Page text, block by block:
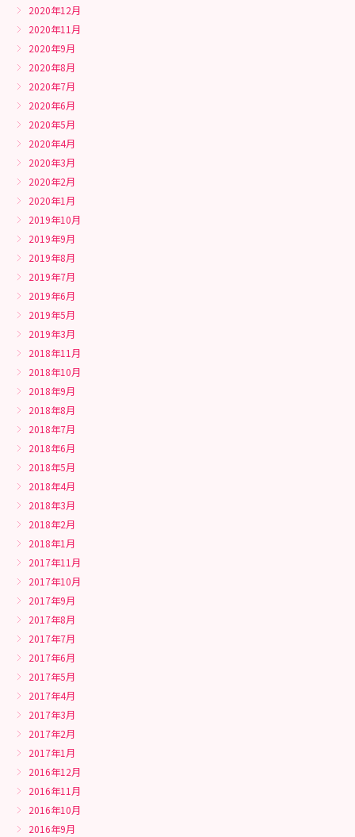
2020年12月
2020年11月
2020年9月
2020年8月
2020年7月
2020年6月
2020年5月
2020年4月
2020年3月
2020年2月
2020年1月
2019年10月
2019年9月
2019年8月
2019年7月
2019年6月
2019年5月
2019年3月
2018年11月
2018年10月
2018年9月
2018年8月
2018年7月
2018年6月
2018年5月
2018年4月
2018年3月
2018年2月
2018年1月
2017年11月
2017年10月
2017年9月
2017年8月
2017年7月
2017年6月
2017年5月
2017年4月
2017年3月
2017年2月
2017年1月
2016年12月
2016年11月
2016年10月
2016年9月